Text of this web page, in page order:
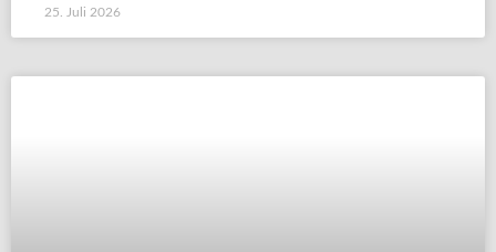
25. Juli 2026